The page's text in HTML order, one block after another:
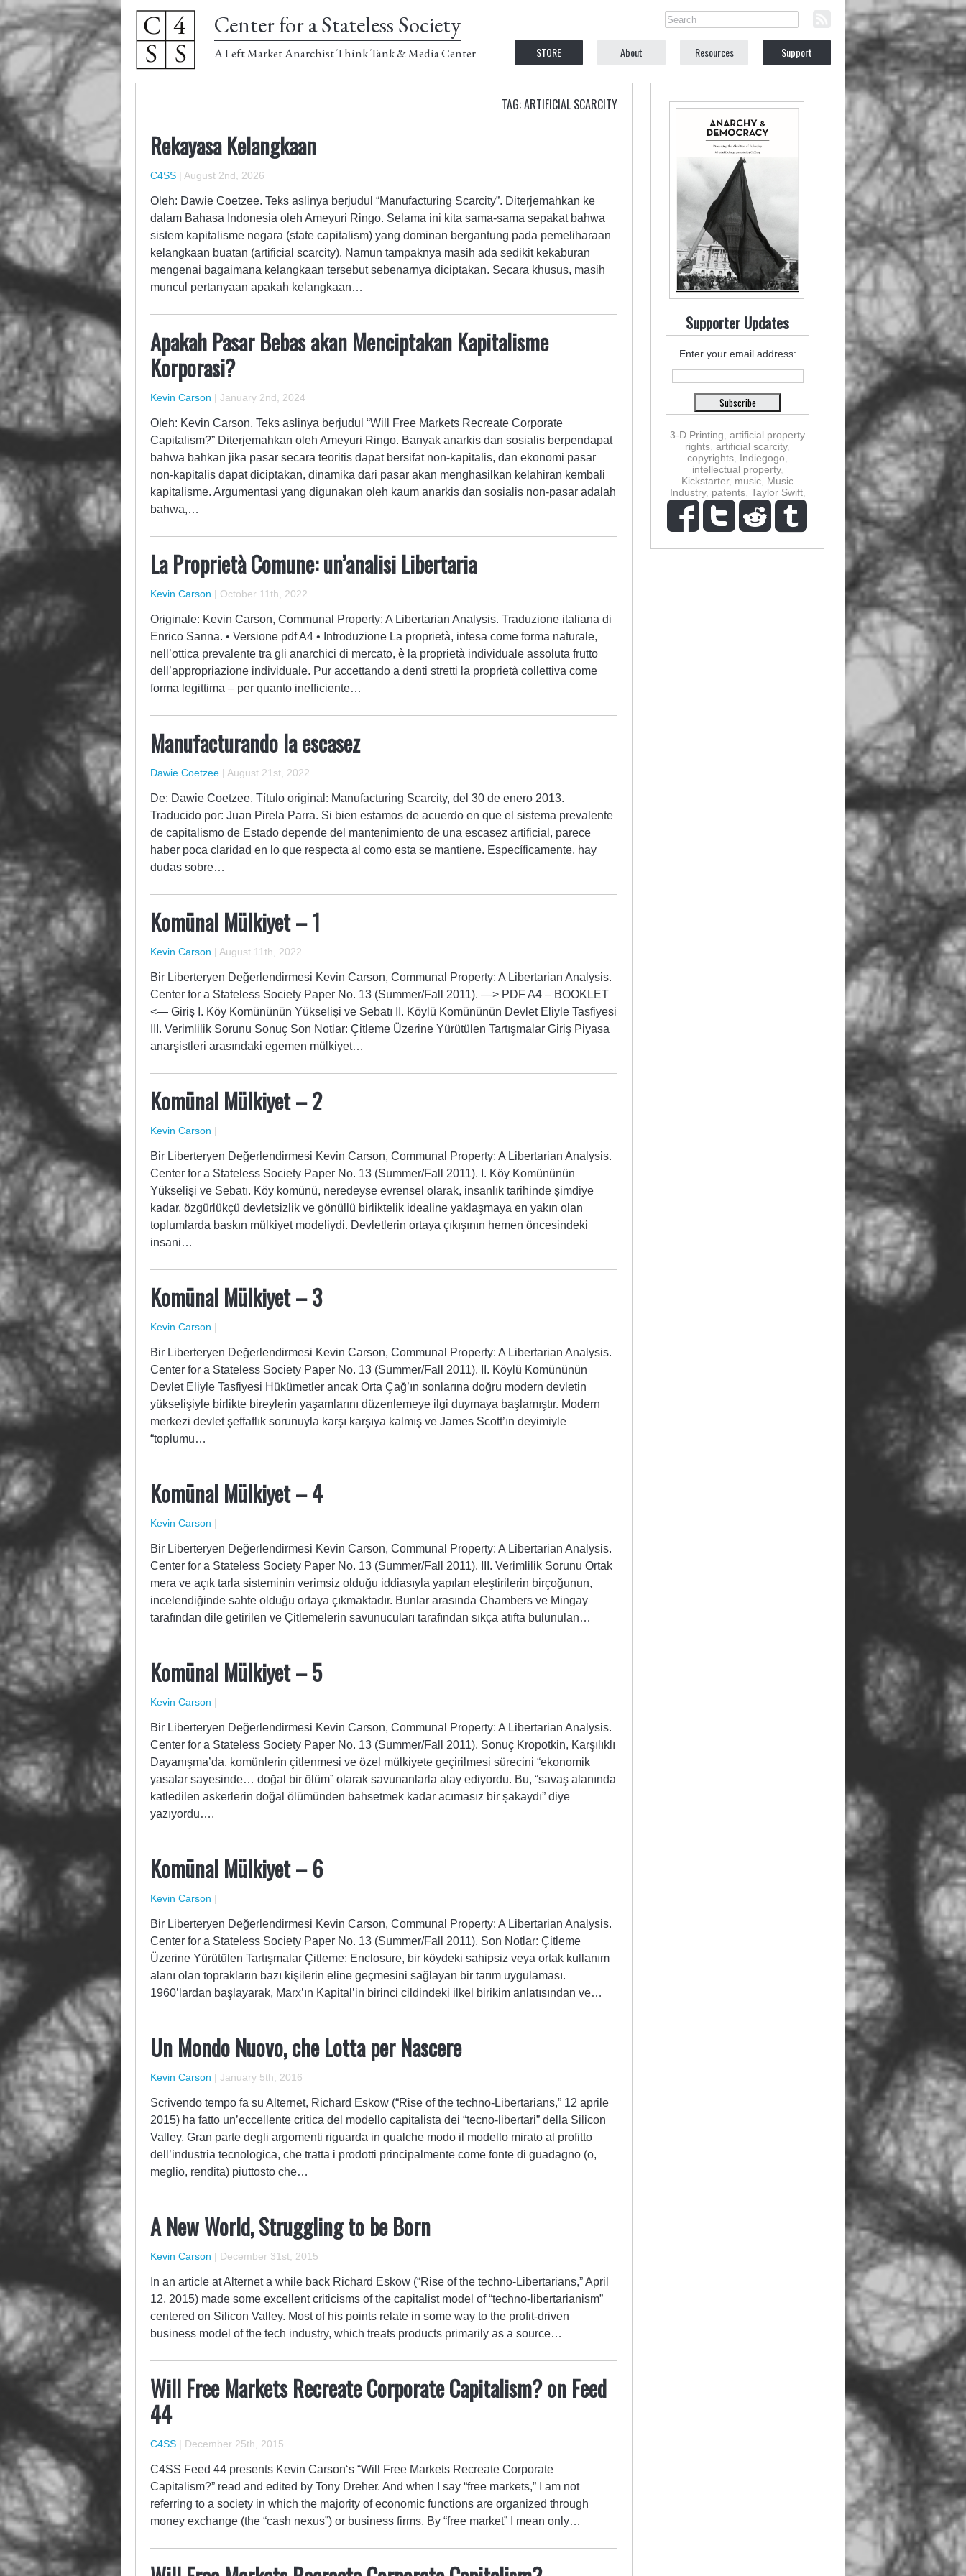
Center for a Stateless Society
A Left Market Anarchist Think Tank & Media Center STORE About Resources Support
TAG: ARTIFICIAL SCARCITY
Rekayasa Kelangkaan
C4SS | August 2nd, 2026
Oleh: Dawie Coetzee. Teks aslinya berjudul “Manufacturing Scarcity”. Diterjemahkan ke
dalam Bahasa Indonesia oleh Ameyuri Ringo. Selama ini kita sama-sama sepakat bahwa
sistem kapitalisme negara (state capitalism) yang dominan bergantung pada pemeliharaan
kelangkaan buatan (artificial scarcity). Namun tampaknya masih ada sedikit kekaburan
mengenai bagaimana kelangkaan tersebut sebenarnya diciptakan. Secara khusus, masih
muncul pertanyaan apakah kelangkaan…
Apakah Pasar Bebas akan Menciptakan Kapitalisme
Korporasi?
Kevin Carson | January 2nd, 2024
Oleh: Kevin Carson. Teks aslinya berjudul “Will Free Markets Recreate Corporate
Capitalism?” Diterjemahkan oleh Ameyuri Ringo. Banyak anarkis dan sosialis berpendapat
bahwa bahkan jika pasar secara teoritis dapat bersifat non-kapitalis, dan ekonomi pasar
non-kapitalis dapat diciptakan, dinamika dari pasar akan menghasilkan kelahiran kembali
kapitalisme. Argumentasi yang digunakan oleh kaum anarkis dan sosialis non-pasar adalah
bahwa,…
La Proprietà Comune: un’analisi Libertaria
Kevin Carson | October 11th, 2022
Originale: Kevin Carson, Communal Property: A Libertarian Analysis. Traduzione italiana di
Enrico Sanna. • Versione pdf A4 • Introduzione La proprietà, intesa come forma naturale,
nell’ottica prevalente tra gli anarchici di mercato, è la proprietà individuale assoluta frutto
dell’appropriazione individuale. Pur accettando a denti stretti la proprietà collettiva come
forma legittima – per quanto inefficiente…
Manufacturando la escasez
Dawie Coetzee | August 21st, 2022
De: Dawie Coetzee. Título original: Manufacturing Scarcity, del 30 de enero 2013.
Traducido por: Juan Pirela Parra. Si bien estamos de acuerdo en que el sistema prevalente
de capitalismo de Estado depende del mantenimiento de una escasez artificial, parece
haber poca claridad en lo que respecta al como esta se mantiene. Específicamente, hay
dudas sobre…
Komünal Mülkiyet – 1
Kevin Carson | August 11th, 2022
Bir Liberteryen Değerlendirmesi Kevin Carson, Communal Property: A Libertarian Analysis.
Center for a Stateless Society Paper No. 13 (Summer/Fall 2011). —> PDF A4 – BOOKLET
<— Giriş I. Köy Komününün Yükselişi ve Sebatı II. Köylü Komününün Devlet Eliyle Tasfiyesi
III. Verimlilik Sorunu Sonuç Son Notlar: ​Çitleme Üzerine Yürütülen Tartışmalar Giriş Piyasa
anarşistleri arasındaki egemen mülkiyet…
Komünal Mülkiyet – 2
Kevin Carson |
Bir Liberteryen Değerlendirmesi Kevin Carson, Communal Property: A Libertarian Analysis.
Center for a Stateless Society Paper No. 13 (Summer/Fall 2011). I. Köy Komününün
Yükselişi ve Sebatı. Köy komünü, neredeyse evrensel olarak, insanlık tarihinde şimdiye
kadar, özgürlükçü devletsizlik ve gönüllü birliktelik idealine yaklaşmaya en yakın olan
toplumlarda baskın mülkiyet modeliydi. Devletlerin ortaya çıkışının hemen öncesindeki
insani…
Komünal Mülkiyet – 3
Kevin Carson |
Bir Liberteryen Değerlendirmesi Kevin Carson, Communal Property: A Libertarian Analysis.
Center for a Stateless Society Paper No. 13 (Summer/Fall 2011). II. Köylü Komününün
Devlet Eliyle Tasfiyesi Hükümetler ancak Orta Çağ’ın sonlarına doğru modern devletin
yükselişiyle birlikte bireylerin yaşamlarını düzenlemeye ilgi duymaya başlamıştır. Modern
merkezi devlet şeffaflık sorunuyla karşı karşıya kalmış ve James Scott’ın deyimiyle
“toplumu…
Komünal Mülkiyet – 4
Kevin Carson |
Bir Liberteryen Değerlendirmesi Kevin Carson, Communal Property: A Libertarian Analysis.
Center for a Stateless Society Paper No. 13 (Summer/Fall 2011). III. Verimlilik Sorunu Ortak
mera ve açık tarla sisteminin verimsiz olduğu iddiasıyla yapılan eleştirilerin birçoğunun,
incelendiğinde sahte olduğu ortaya çıkmaktadır. Bunlar arasında Chambers ve Mingay
tarafından dile getirilen ve Çitlemelerin savunucuları tarafından sıkça atıfta bulunulan…
Komünal Mülkiyet – 5
Kevin Carson |
Bir Liberteryen Değerlendirmesi Kevin Carson, Communal Property: A Libertarian Analysis.
Center for a Stateless Society Paper No. 13 (Summer/Fall 2011). Sonuç Kropotkin, Karşılıklı
Dayanışma’da, komünlerin çitlenmesi ve özel mülkiyete geçirilmesi sürecini “ekonomik
yasalar sayesinde… doğal bir ölüm” olarak savunanlarla alay ediyordu. Bu, “savaş alanında
katledilen askerlerin doğal ölümünden bahsetmek kadar acımasız bir şakaydı” diye
yazıyordu….
Komünal Mülkiyet – 6
Kevin Carson |
Bir Liberteryen Değerlendirmesi Kevin Carson, Communal Property: A Libertarian Analysis.
Center for a Stateless Society Paper No. 13 (Summer/Fall 2011). Son Notlar: ​Çitleme
Üzerine Yürütülen Tartışmalar Çitleme: Enclosure, bir köydeki sahipsiz veya ortak kullanım
alanı olan toprakların bazı kişilerin eline geçmesini sağlayan bir tarım uygulaması.
1960’lardan başlayarak, Marx’ın Kapital’in birinci cildindeki ilkel birikim anlatısından ve…
Un Mondo Nuovo, che Lotta per Nascere
Kevin Carson | January 5th, 2016
Scrivendo tempo fa su Alternet, Richard Eskow (“Rise of the techno-Libertarians,” 12 aprile
2015) ha fatto un’eccellente critica del modello capitalista dei “tecno-libertari” della Silicon
Valley. Gran parte degli argomenti riguarda in qualche modo il modello mirato al profitto
dell’industria tecnologica, che tratta i prodotti principalmente come fonte di guadagno (o,
meglio, rendita) piuttosto che…
A New World, Struggling to be Born
Kevin Carson | December 31st, 2015
In an article at Alternet a while back Richard Eskow (“Rise of the techno-Libertarians,” April
12, 2015) made some excellent criticisms of the capitalist model of “techno-libertarianism”
centered on Silicon Valley. Most of his points relate in some way to the profit-driven
business model of the tech industry, which treats products primarily as a source…
Will Free Markets Recreate Corporate Capitalism? on Feed
44
C4SS | December 25th, 2015
C4SS Feed 44 presents Kevin Carson‘s “Will Free Markets Recreate Corporate
Capitalism?” read and edited by Tony Dreher. And when I say “free markets,” I am not
referring to a society in which the majority of economic functions are organized through
money exchange (the “cash nexus”) or business firms. By “free market” I mean only…
Supporter Updates
Enter your email address:
3-D Printing artificial property
rights artificial scarcity,
copyrights Indiegogo
intellectual property,
Kickstarter, music Music
Industry, patents, Taylor Swift,